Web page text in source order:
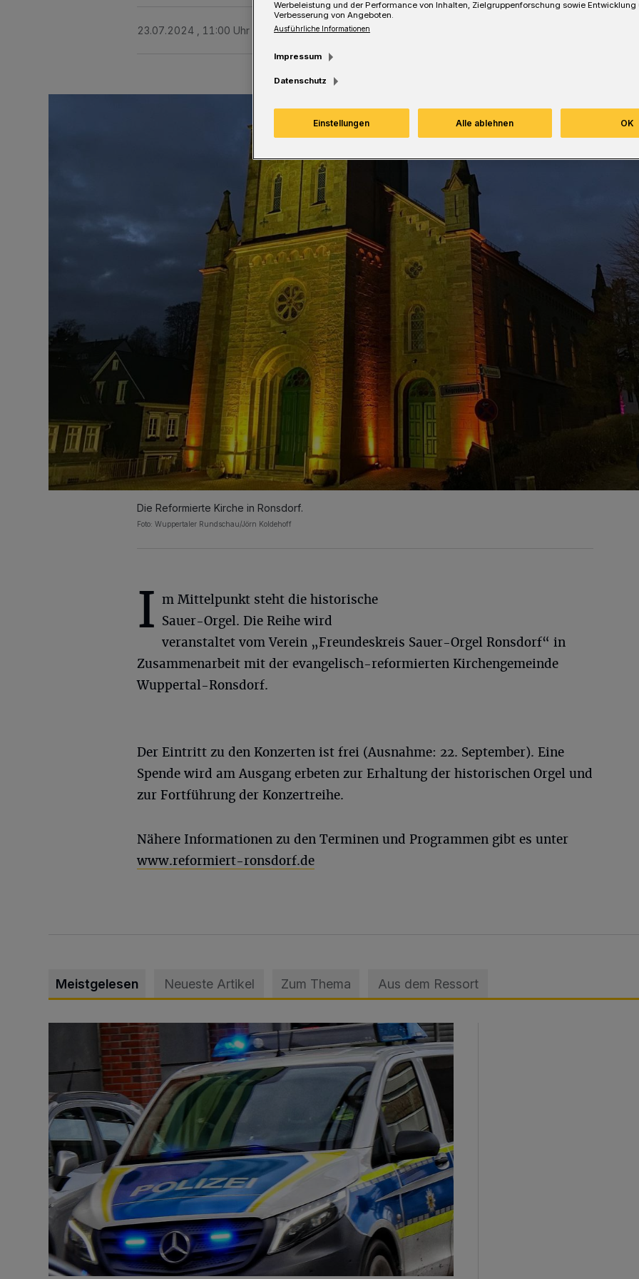
23.07.2024 , 11:00 Uhr Eine Minute Lesezeit
Die Reformierte Kirche in Ronsdorf.
Foto: Wuppertaler Rundschau/Jörn Koldehoff
I m Mittelpunkt steht die historische
Sauer-Orgel. Die Reihe wird
veranstaltet vom Verein „Freundeskreis Sauer-Orgel Ronsdorf“ in
Zusammenarbeit mit der evangelisch-reformierten Kirchengemeinde
Wuppertal-Ronsdorf.
Der Eintritt zu den Konzerten ist frei (Ausnahme: 22. September). Eine
Spende wird am Ausgang erbeten zur Erhaltung der historischen Orgel und
zur Fortführung der Konzertreihe.
Nähere Informationen zu den Terminen und Programmen gibt es unter
www.reformiert-ronsdorf.de
Meistgelesen Neueste Artikel Zum Thema Aus dem Ressort
Mann beschädigt Autos in Parkhaus
Werbeleistung und der Performance von Inhalten, Zielgruppenforschung sowie Entwicklung
Verbesserung von Angeboten.
Ausführliche Informationen
Impressum
Datenschutz
Einstellungen Alle ablehnen OK